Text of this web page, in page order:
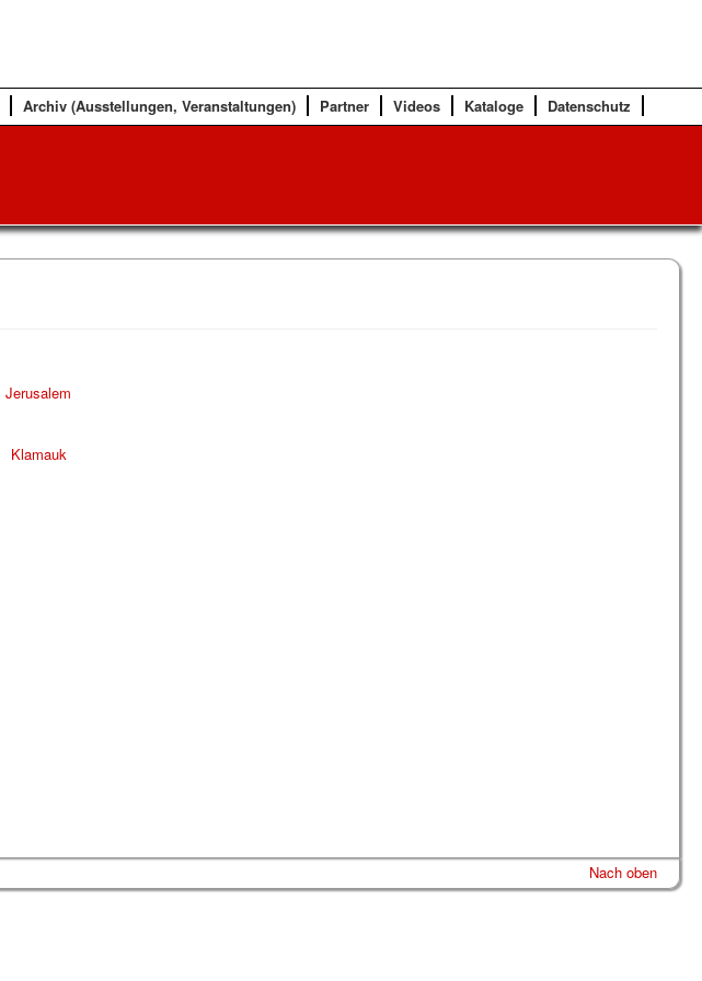
Archiv (Ausstellungen, Veranstaltungen) Partner Videos Kataloge Datenschutz
Jerusalem
Klamauk
Nach oben